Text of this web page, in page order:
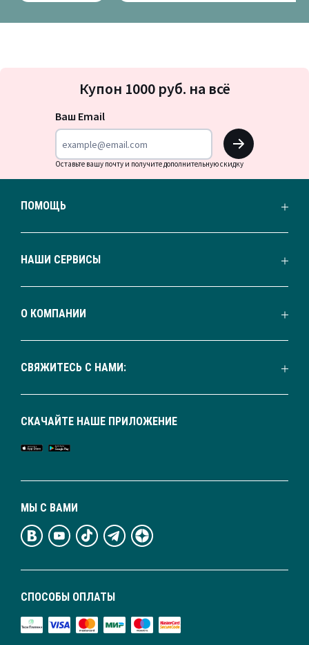
на
Купон 1000 руб. на всё
Ваш Email
OK
Оставьте вашу почту и получите дополнительную скидку
ПОМОЩЬ
НАШИ СЕРВИСЫ
О КОМПАНИИ
СВЯЖИТЕСЬ С НАМИ:
СПОСОБЫ ОПЛАТЫ
МЫ С ВАМИ
СКАЧАЙТЕ НАШЕ ПРИЛОЖЕНИЕ